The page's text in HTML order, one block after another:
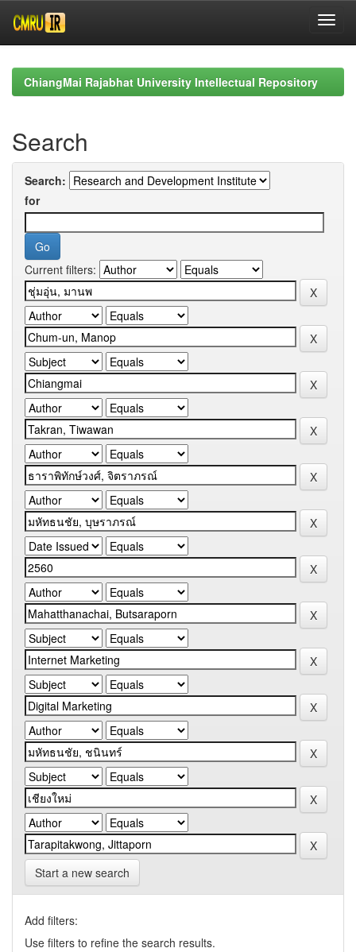
navigationChiangMai Rajabhat University Intellectual Repository
Search
Search:
for
Current filters:
Start a new search
Add filters:
Use filters to refine the search results.